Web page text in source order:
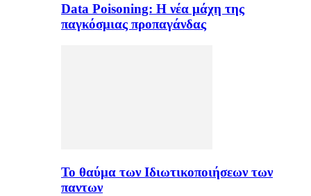
Data Poisoning: Η νέα μάχη της
παγκόσμιας προπαγάνδας
Το θαύμα των Ιδιωτικοποιήσεων των
παντων